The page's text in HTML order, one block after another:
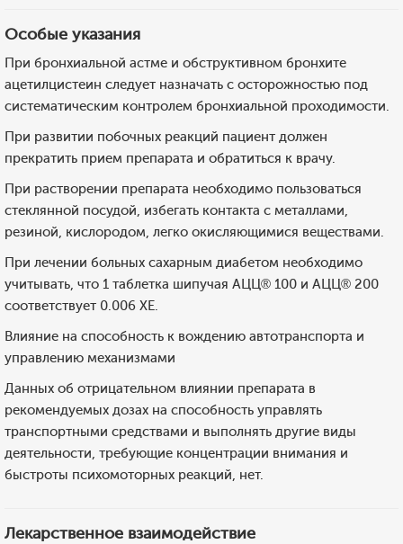
Особые указания
При бронхиальной астме и обструктивном бронхите
ацетилцистеин следует назначать с осторожностью под
систематическим контролем бронхиальной проходимости.
При развитии побочных реакций пациент должен
прекратить прием препарата и обратиться к врачу.
При растворении препарата необходимо пользоваться
стеклянной посудой, избегать контакта с металлами,
резиной, кислородом, легко окисляющимися веществами.
При лечении больных сахарным диабетом необходимо
учитывать, что 1 таблетка шипучая АЦЦ® 100 и АЦЦ® 200
соответствует 0.006 ХЕ.
Влияние на способность к вождению автотранспорта и
управлению механизмами
Данных об отрицательном влиянии препарата в
рекомендуемых дозах на способность управлять
транспортными средствами и выполнять другие виды
деятельности, требующие концентрации внимания и
быстроты психомоторных реакций, нет.
Лекарственное взаимодействие